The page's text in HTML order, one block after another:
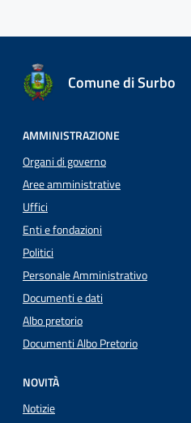
Comune di Surbo
AMMINISTRAZIONE
Organi di governo
Aree amministrative
Uffici
Enti e fondazioni
Politici
Personale Amministrativo
Documenti e dati
Albo pretorio
Documenti Albo Pretorio
NOVITÀ
Notizie